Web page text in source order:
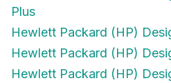
Plus
Hewlett Packard (HP)
Hewlett Packard (HP)
Hewlett Packard (HP)